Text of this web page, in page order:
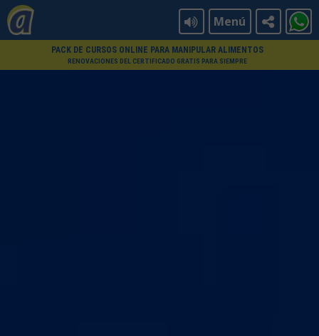
Menú
PACK DE CURSOS ONLINE PARA MANIPULAR ALIMENTOS
RENOVACIONES DEL CERTIFICADO GRATIS PARA SIEMPRE